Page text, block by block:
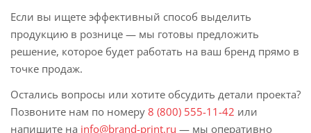
Если вы ищете эффективный способ выделить
продукцию в рознице — мы готовы предложить
решение, которое будет работать на ваш бренд прямо в
точке продаж.
Остались вопросы или хотите обсудить детали проекта?
Позвоните нам по номеру 8 (800) 555-11-42 или
напишите на info@brand-print.ru — мы оперативно